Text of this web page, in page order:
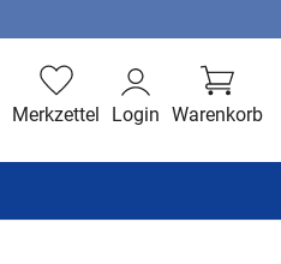
Warenkorb
Login
Merkzettel